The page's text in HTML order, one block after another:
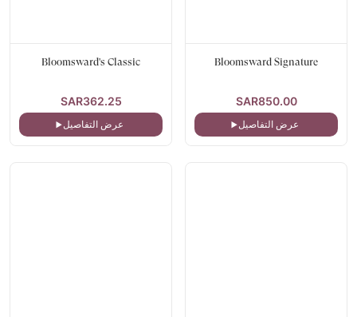
Bloomsward Signature
SAR850.00
عرض التفاصيل
Bloomsward's Classic
SAR362.25
عرض التفاصيل